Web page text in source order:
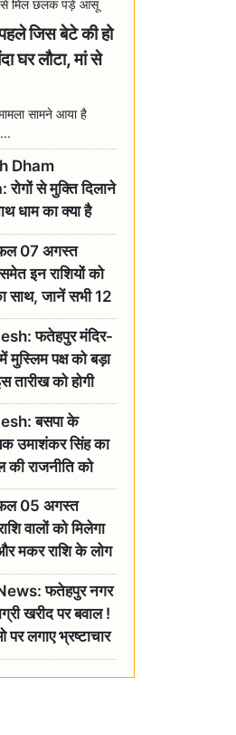
जिस बेटे की हो
घर लौटा, मां से
सामने आया है
Dham
से मुक्ति दिलाने
धाम का क्या है
ज्योतिर्लिंग की
07 अगस्त
इन राशियों को
साथ, जानें सभी 12
भाग्यफल
फतेहपुर मंदिर-
मुस्लिम पक्ष को बड़ा
को होगी
बसपा के
उमाशंकर सिंह का
की राजनीति को
ने जताया दुःख
05 अगस्त
वालों को मिलेगा
मकर राशि के लोग
फतेहपुर नगर
खरीद पर बवाल !
लगाए भ्रष्टाचार